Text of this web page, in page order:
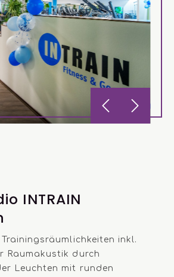
INTRAIN
inkl.
Raumakustik durch
Leuchten mit runden